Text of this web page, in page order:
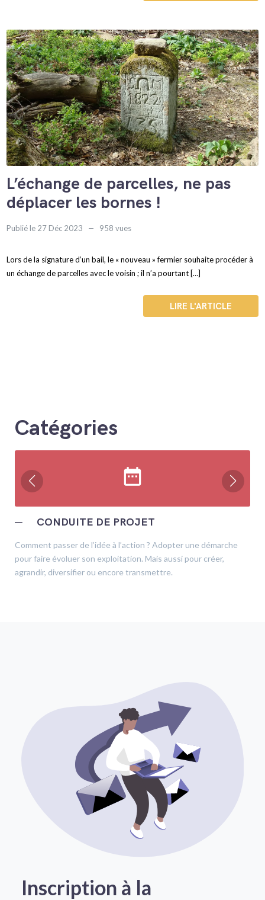
L’échange de parcelles, ne pas
déplacer les bornes !
Publié le 27 Déc 2023 958 vues
Lors de la signature d’un bail, le « nouveau » fermier souhaite procéder à
un échange de parcelles avec le voisin ; il n’a pourtant […]
LIRE L'ARTICLE
Catégories
date_range
─ CONDUITE DE PROJET
Comment passer de l’idée à l’action ? Adopter une démarche
pour faire évoluer son exploitation. Mais aussi pour créer,
agrandir, diversifier ou encore transmettre.
Inscription à la